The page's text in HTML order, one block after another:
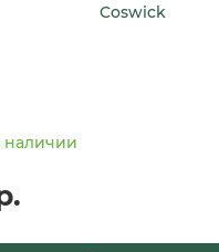
Coswick
наличии